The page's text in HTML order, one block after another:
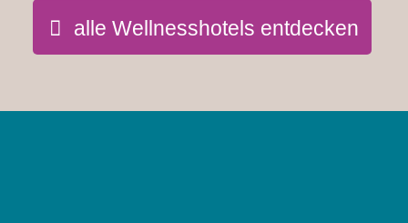
alle Wellnesshotels entdecken